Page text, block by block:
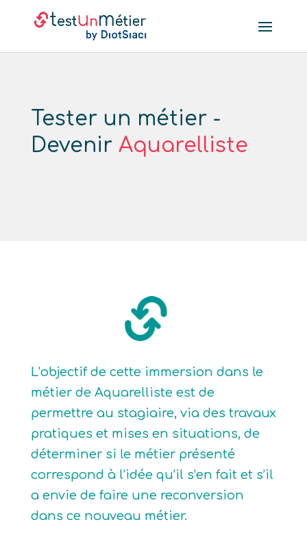
Tester un métier -
Devenir Aquarelliste
L’objectif de cette immersion dans le
métier de Aquarelliste est de
permettre au stagiaire, via des travaux
pratiques et mises en situations, de
déterminer si le métier présenté
correspond à l’idée qu’il s’en fait et s’il
a envie de faire une reconversion
dans ce nouveau métier.